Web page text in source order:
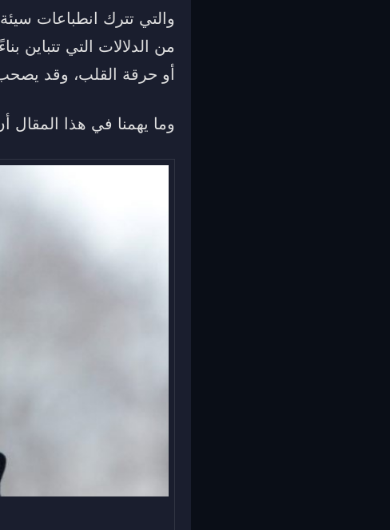
والتي تترك انطباعات
من الدلالات التي تتباين
أو حرقة القلب، وقد
وما يهمنا في هذا المقال